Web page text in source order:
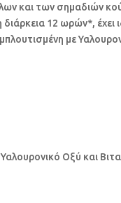
και των σημαδιών
12 ωρών*, έχει
με
Οξύ και